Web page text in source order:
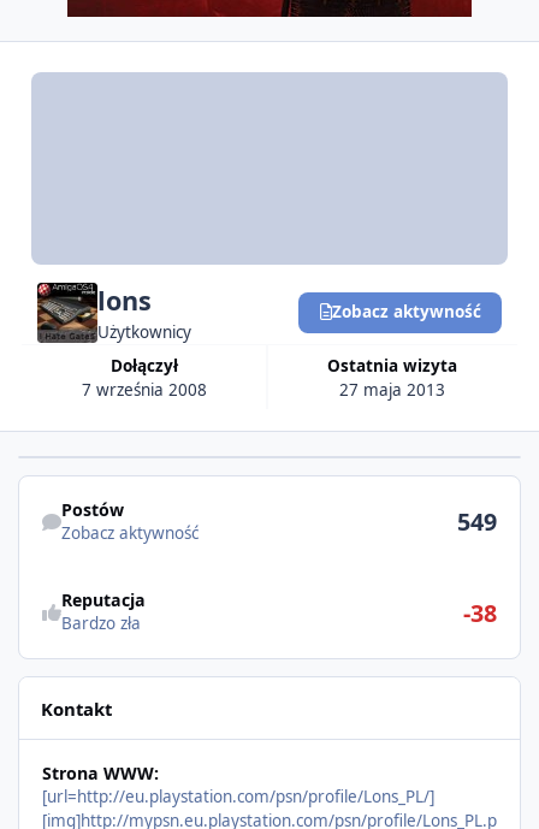
lons
Użytkownicy
Dołączył
7 września 2008
Ostatnia wizyta
27 maja 2013
Zobacz aktywność
Postów
Zobacz aktywność 549
Reputacja
Bardzo zła -38
Kontakt
Strona WWW:
[url=http://eu.playstation.com/psn/profile/Lons_PL/]
[img]http://mypsn.eu.playstation.com/psn/profile/Lons_PL.p